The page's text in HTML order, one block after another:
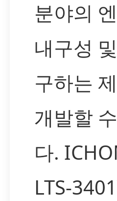
분야의
내구성
구하는
개발할
다.
LTS-